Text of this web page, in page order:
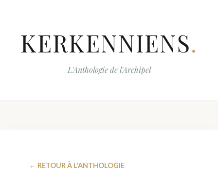
KERKENNIENS.
L'Anthologie de l'Archipel
← RETOUR À L'ANTHOLOGIE